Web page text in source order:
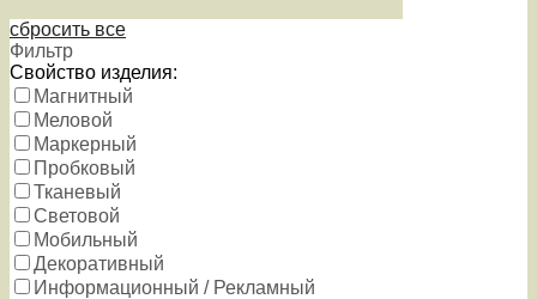
сбросить все
Фильтр
Свойство изделия:
Магнитный
Меловой
Маркерный
Пробковый
Тканевый
Световой
Мобильный
Декоративный
Информационный / Рекламный